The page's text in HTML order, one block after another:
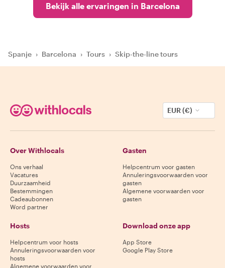
Bekijk alle ervaringen in Barcelona
Spanje › Barcelona › Tours › Skip-the-line tours
EUR (€)
Over Withlocals
Ons verhaal
Vacatures
Duurzaamheid
Bestemmingen
Cadeaubonnen
Word partner
Gasten
Helpcentrum voor gasten
Annuleringsvoorwaarden voor
gasten
Algemene voorwaarden voor
gasten
Hosts
Helpcentrum voor hosts
Annuleringsvoorwaarden voor
hosts
Algemene voorwaarden voor
Download onze app
App Store
Google Play Store